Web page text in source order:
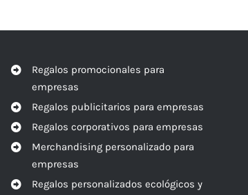
Regalos promocionales para
empresas
Regalos publicitarios para empresas
Regalos corporativos para empresas
Merchandising personalizado para
empresas
Regalos personalizados ecológicos y